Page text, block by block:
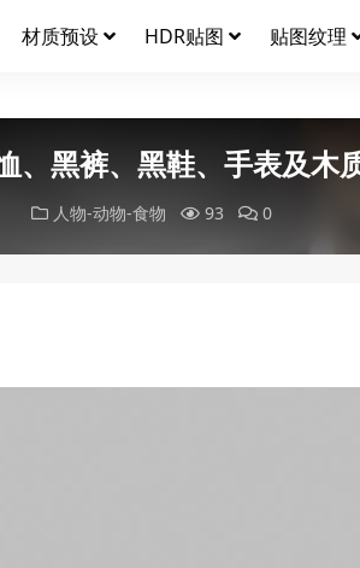
材质预设 HDR贴图 贴图纹理
、黑裤、黑鞋、手表及木
人物-动物-食物 93 0